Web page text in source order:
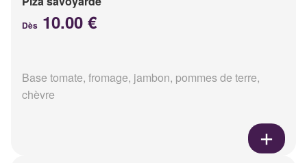
Dès 10.00 €
Base tomate, fromage, jambon, pommes de terre,
chèvre